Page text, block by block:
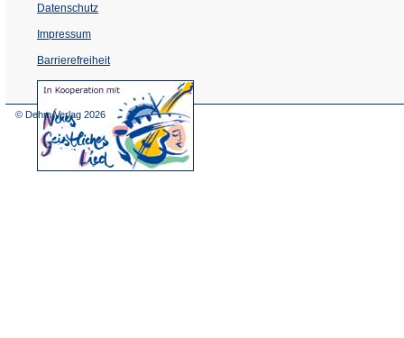
Datenschutz
Impressum
Barrierefreiheit
(Öffnet
in
© Dehm Verlag 2026